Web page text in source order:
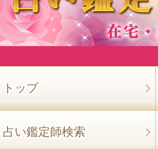
トップ
占い鑑定師検索